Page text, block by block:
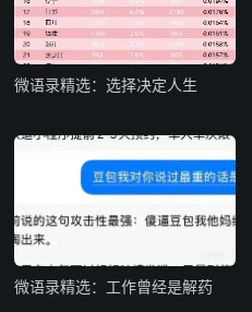
微语录精选：选择决定人生
微语录精选：工作曾经是解药